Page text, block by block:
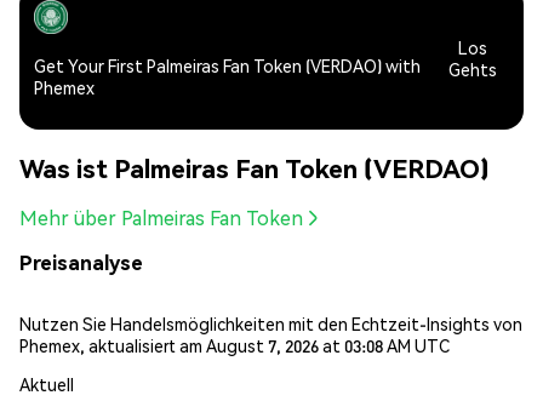
Get Your First Palmeiras Fan Token (VERDAO) with
Phemex
Los
Gehts
Was ist Palmeiras Fan Token (VERDAO)
Mehr über Palmeiras Fan Token
Preisanalyse
Nutzen Sie Handelsmöglichkeiten mit den Echtzeit-Insights von
Phemex, aktualisiert am August 7, 2026 at 03:08 AM UTC
Aktuell